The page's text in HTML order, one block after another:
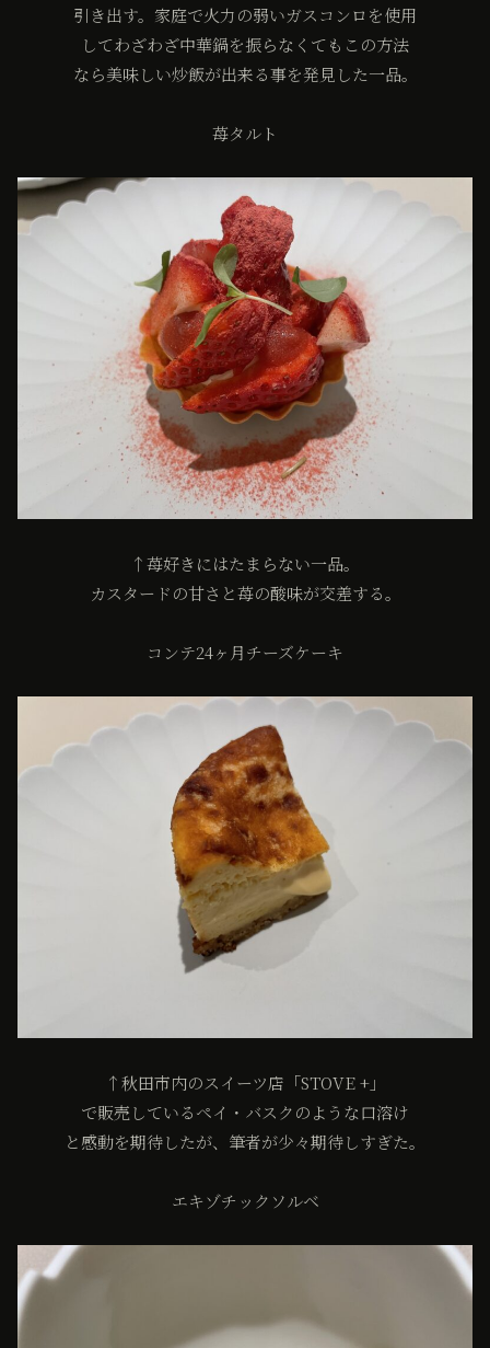
引き出す。家庭で火力の弱いガスコンロを使用
してわざわざ中華鍋を振らなくてもこの方法
なら美味しい炒飯が出来る事を発見した一品。
苺タルト
↑苺好きにはたまらない一品。
カスタードの甘さと苺の酸味が交差する。
コンテ24ヶ月チーズケーキ
↑秋田市内のスイーツ店「STOVE +」
で販売しているペイ・バスクのような口溶け
と感動を期待したが、筆者が少々期待しすぎた。
エキゾチックソルベ